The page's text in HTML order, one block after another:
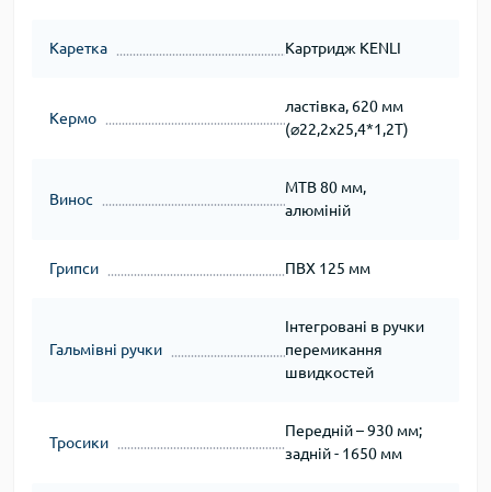
Каретка Картридж KENLI
Кермо
ластівка, 620 мм
(⌀22,2х25,4*1,2Т)
Винос
МТВ 80 мм,
алюміній
Грипси ПВХ 125 мм
Гальмівні ручки
Інтегровані в ручки
перемикання
швидкостей
Тросики
Передній – 930 мм;
задній - 1650 мм